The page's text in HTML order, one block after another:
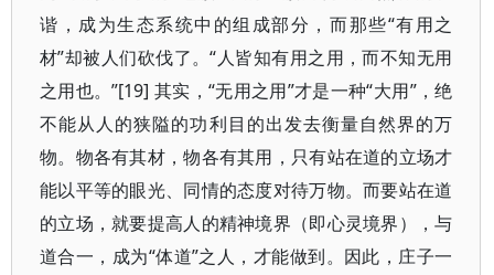
谐，成为生态系统中的组成部分，而那些“有用之
材”却被人们砍伐了。“人皆知有用之用，而不知无用
之用也。”[19] 其实，“无用之用”才是一种“大用”，绝
不能从人的狭隘的功利目的出发去衡量自然界的万
物。物各有其材，物各有其用，只有站在道的立场才
能以平等的眼光、同情的态度对待万物。而要站在道
的立场，就要提高人的精神境界（即心灵境界），与
道合一，成为“体道”之人，才能做到。因此，庄子一